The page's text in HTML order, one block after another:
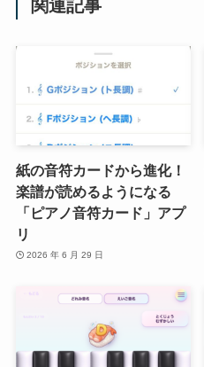
関連記事
紙の音符カードから進化！
楽譜が読めるようになる
「ピアノ音符カード」アプ
リ
2026 年 6 月 29 日